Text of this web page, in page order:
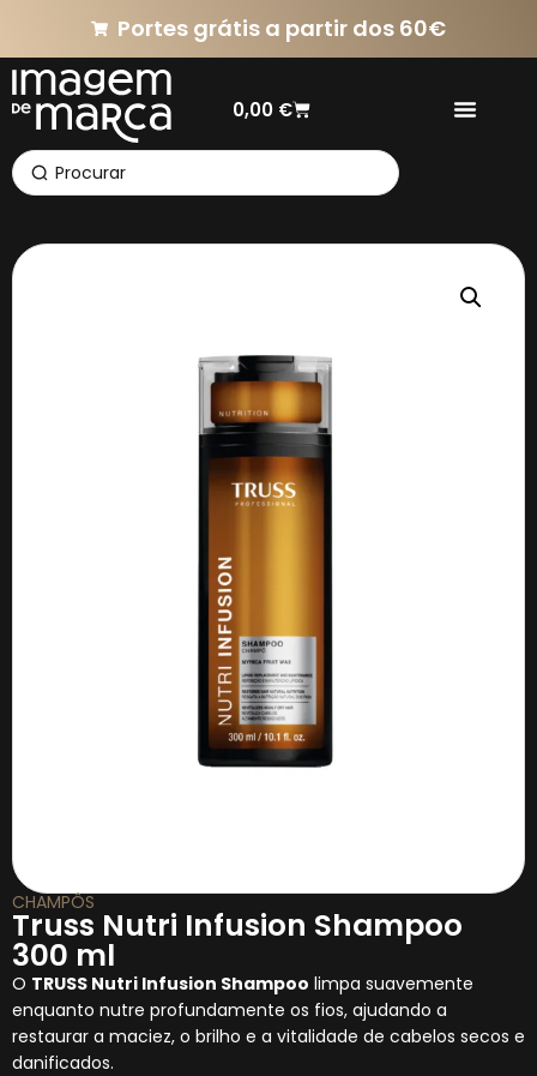
Portes grátis a partir dos 60€
0,00 €
CHAMPÔS
Truss Nutri Infusion Shampoo
300 ml
O TRUSS Nutri Infusion Shampoo limpa suavemente
enquanto nutre profundamente os fios, ajudando a
restaurar a maciez, o brilho e a vitalidade de cabelos secos e
danificados.